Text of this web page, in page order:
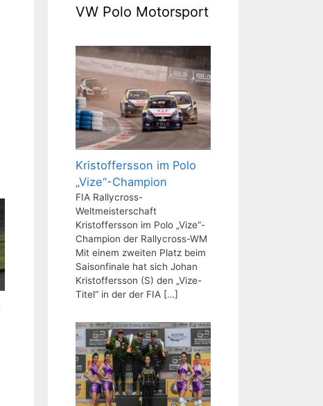
VW Polo Motorsport
Kristoffersson im Polo
„Vize“-Champion
FIA Rallycross-
Weltmeisterschaft
Kristoffersson im Polo „Vize“-
Champion der Rallycross-WM
Mit einem zweiten Platz beim
Saisonfinale hat sich Johan
Kristoffersson (S) den „Vize-
Titel“ in der der FIA […]